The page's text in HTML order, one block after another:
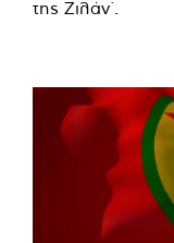
της Ζιλάν΄.